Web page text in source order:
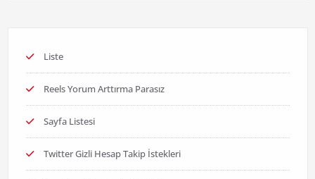
Liste
Reels Yorum Arttırma Parasız
Sayfa Listesi
Twitter Gizli Hesap Takip İstekleri